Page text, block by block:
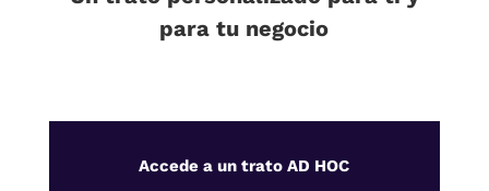
para tu negocio
Accede a un trato AD HOC